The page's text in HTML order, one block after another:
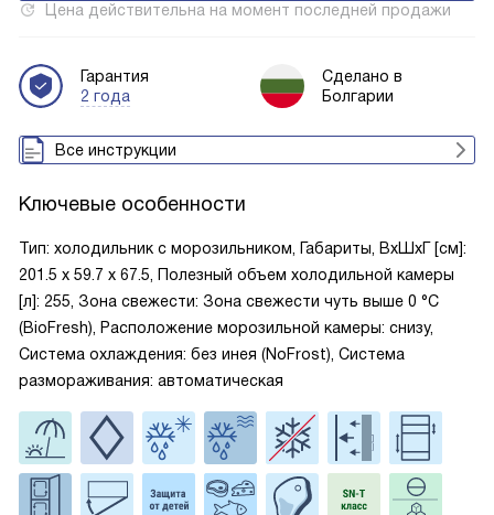
Цена действительна на момент последней продажи
Гарантия
2 года
Сделано в
Болгарии
Все инструкции
Ключевые особенности
Тип: холодильник с морозильником, Габариты, ВxШxГ [см]:
201.5 х 59.7 х 67.5, Полезный объем холодильной камеры
[л]: 255, Зона свежести: Зона свежести чуть выше 0 °С
(BioFresh), Расположение морозильной камеры: снизу,
Система охлаждения: без инея (NoFrost), Система
размораживания: автоматическая